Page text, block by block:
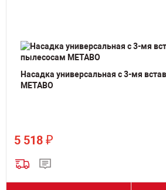
Насадка универсальная с 3-мя
METABO
5 518 ₽